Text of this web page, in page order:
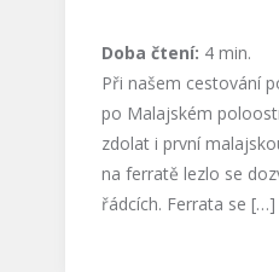
Doba čtení: 4 min.
Při našem cestování
po Malajském
zdolat i první
na ferratě lezlo se
řádcích. Ferrata se […]